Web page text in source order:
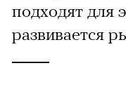
подходят для
развивается